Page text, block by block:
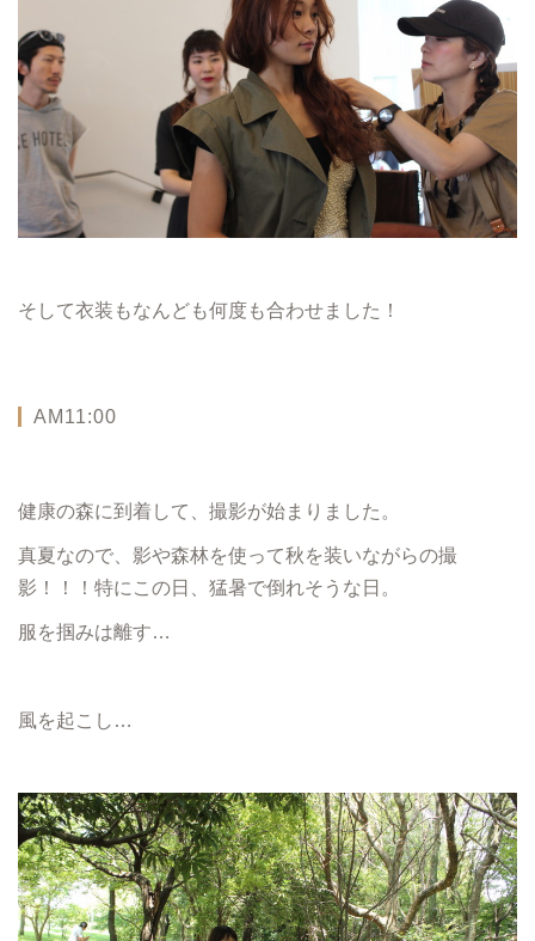
そして衣装もなんども何度も合わせました！
AM11:00
健康の森に到着して、撮影が始まりました。
真夏なので、影や森林を使って秋を装いながらの撮
影！！！特にこの日、猛暑で倒れそうな日。
服を掴みは離す…
風を起こし…